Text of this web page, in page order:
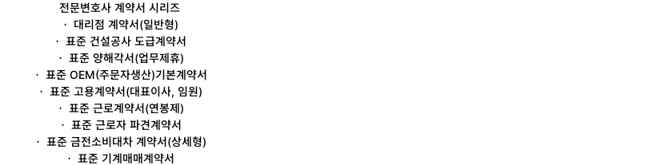
전문변호사 계약서 시리즈
ㆍ 대리점 계약서(일반형)
ㆍ 표준 건설공사 도급계약서
ㆍ 표준 양해각서(업무제휴)
ㆍ 표준 OEM(주문자생산)기본계약서
ㆍ 표준 고용계약서(대표이사, 임원)
ㆍ 표준 근로계약서(연봉제)
ㆍ 표준 근로자 파견계약서
ㆍ 표준 금전소비대차계약서(상세형)
ㆍ 표준 기계매매계약서